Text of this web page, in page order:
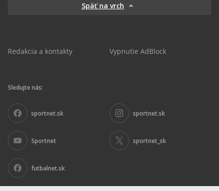
Späť na vrch
Redakcia a kontakty Vypnutie AdBlock
Sledujte nás:
sportnet.sk sportnet.sk
Sportnet sportnet_sk
futbalnet.sk